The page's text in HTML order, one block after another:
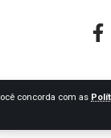
concorda com as
AM © 2024. Todos